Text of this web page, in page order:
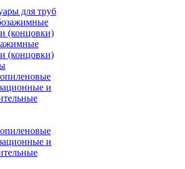
для труб
(концовки)
и